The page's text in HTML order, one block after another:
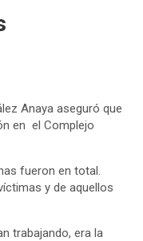
Anaya aseguró que
en el Complejo
fueron en total.
y de aquellos
trabajando, era la